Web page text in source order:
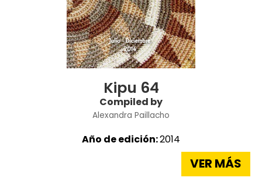
Kipu 64
Compiled by
Alexandra Paillacho
Año de edición:2014
VER MÁS